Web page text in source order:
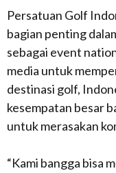
Persatuan Golf
bagian penting
sebagai event
media untuk
destinasi golf,
kesempatan besar
untuk merasakan
“Kami bangga bisa